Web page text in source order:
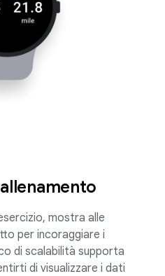
mostra alle
per incoraggiare i
di scalabilità supporta
di visualizzare i dati